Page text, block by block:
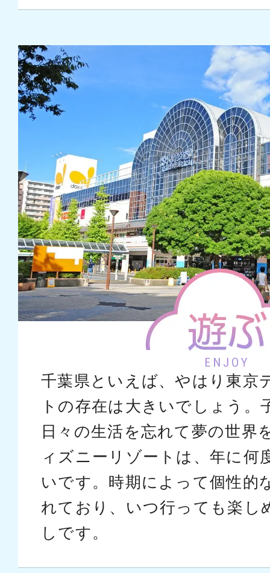
千葉県といえば、やはり東京
トの存在は大きいでしょう。
日々の生活を忘れて夢の世界
ィズニーリゾートは、年に何
いです。時期によって個性的
れており、いつ行っても楽し
しです。